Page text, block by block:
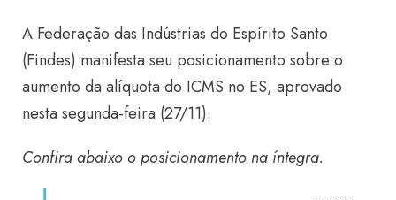
A Federação das Indústrias do Espírito Santo
(Findes) manifesta seu posicionamento sobre o
aumento da alíquota do ICMS no ES, aprovado
nesta segunda-feira (27/11).
Confira abaixo o posicionamento na íntegra.